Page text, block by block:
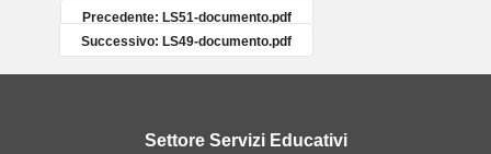
Precedente: LS51-documento.pdf
Successivo: LS49-documento.pdf
Settore Servizi Educativi